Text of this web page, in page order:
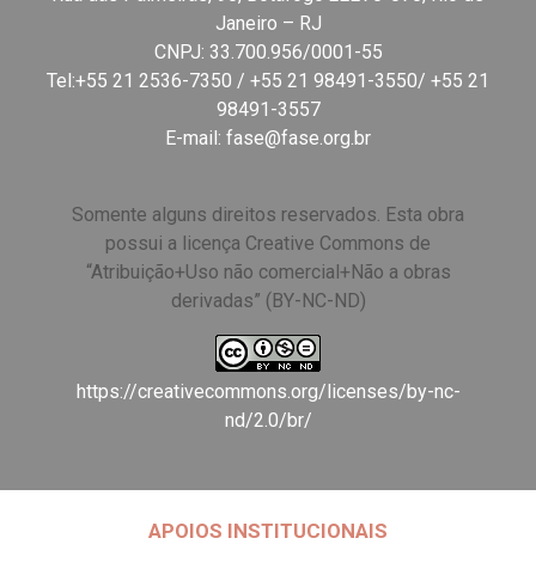
Janeiro – RJ
CNPJ: 33.700.956/0001-55
Tel:+55 21 2536-7350 / +55 21 98491-3550/ +55 21
98491-3557
E-mail: fase@fase.org.br
Somente alguns direitos reservados. Esta obra
possui a licença Creative Commons de
“Atribuição+Uso não comercial+Não a obras
derivadas” (BY-NC-ND)
https://creativecommons.org/licenses/by-nc-
nd/2.0/br/
APOIOS INSTITUCIONAIS